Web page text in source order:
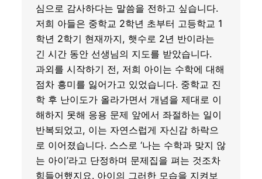
심으로 감사하다는 말씀을 전하고 싶습니다.
저희 아들은 중학교 2학년 초부터 고등학교 1
학년 2학기 현재까지, 햇수로 2년 반이라는
긴 시간 동안 선생님의 지도를 받았습니다.
과외를 시작하기 전, 저희 아이는 수학에 대해
점차 흥미를 잃어가고 있었습니다. 중학교 진
학 후 난이도가 올라가면서 개념을 제대로 이
해하지 못해 응용 문제 앞에서 좌절하는 일이
반복되었고, 이는 자연스럽게 자신감 하락으
로 이어졌습니다. 스스로 ‘나는 수학과 맞지 않
는 아이’라고 단정하며 문제집을 펴는 것조차
힘들어했지요. 아이의 그러한 모습을 지켜보